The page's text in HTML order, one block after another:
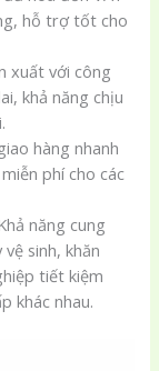
hỗ trợ tốt cho
xuất với công
khả năng chịu
hàng nhanh
phí cho các
năng cung
sinh, khăn
tiết kiệm
khác nhau.